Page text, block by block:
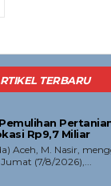
TERBARU
Rp9,7 Miliar
Aceh, M. Nasir,
(7/8/2026),...